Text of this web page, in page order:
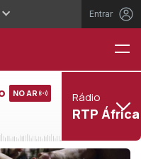
Entrar
NO AR Rádio
RTP África